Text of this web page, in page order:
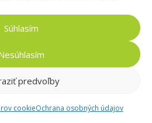
Súhlasím
predvoľby
cookieOchrana osobných údajov
Priemerná hodnota
opakovaných nákupov ×